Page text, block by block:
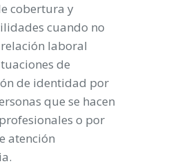
cobertura y
cuando no
laboral
de
de identidad por
que se hacen
o por
atención